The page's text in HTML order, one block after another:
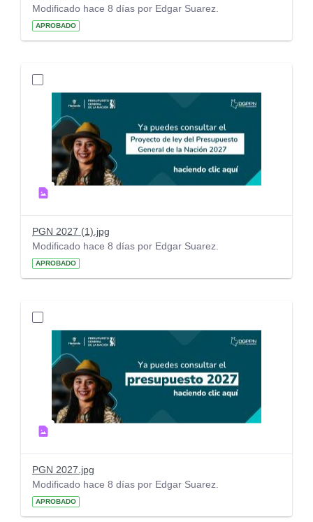
Modificado hace 8 días por Edgar Suarez.
APROBADO
PGN 2027 (1).jpg
Modificado hace 8 días por Edgar Suarez.
APROBADO
PGN 2027.jpg
Modificado hace 8 días por Edgar Suarez.
APROBADO